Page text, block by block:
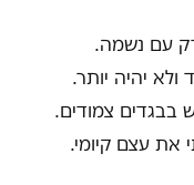
רק עם נשמה.
יהיה יותר.
צמודים.
את עצם קיומי.